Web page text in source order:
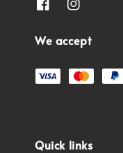
We accept
Quick links